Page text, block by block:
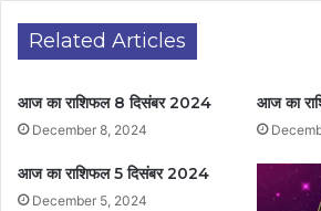
Related Articles
आज का राशिफल 8 दिसंबर 2024
December 8, 2024
आज का
आज का राशिफल 5 दिसंबर 2024
December 5, 2024